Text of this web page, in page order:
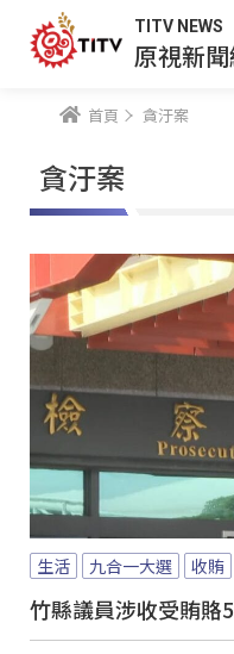
TITV NEWS
原視新
首頁 貪汙案
貪汙案
生活 九合一大選 收賄
竹縣議員涉收受賄賂